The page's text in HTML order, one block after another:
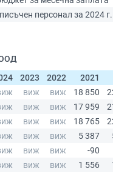
персонал за 2024 г.
2023 2022 2021